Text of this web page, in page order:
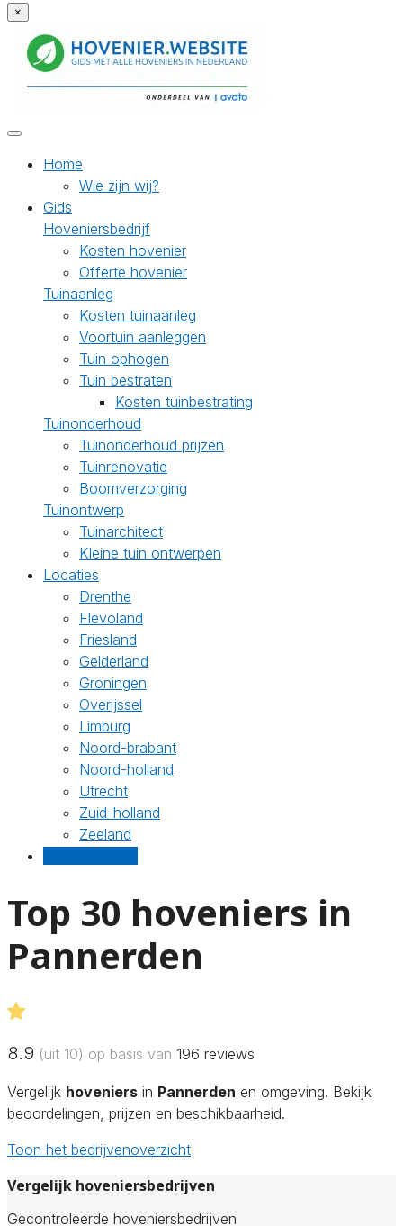
×
Home
Wie zijn wij?
Gids
Hoveniersbedrijf
Kosten hovenier
Offerte hovenier
Tuinaanleg
Kosten tuinaanleg
Voortuin aanleggen
Tuin ophogen
Tuin bestraten
Kosten tuinbestrating
Tuinonderhoud
Tuinonderhoud prijzen
Tuinrenovatie
Boomverzorging
Tuinontwerp
Tuinarchitect
Kleine tuin ontwerpen
Locaties
Drenthe
Flevoland
Friesland
Gelderland
Groningen
Overijssel
Limburg
Noord-brabant
Noord-holland
Utrecht
Zuid-holland
Zeeland
Top 30 hoveniers in
Pannerden
8.9 (uit 10) op basis van 196 reviews
Vergelijk hoveniers in Pannerden en omgeving. Bekijk
beoordelingen, prijzen en beschikbaarheid.
Toon het bedrijvenoverzicht
Vergelijk hoveniersbedrijven
Gecontroleerde hoveniersbedrijven